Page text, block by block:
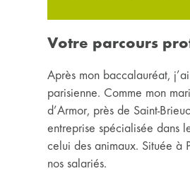
Votre parcours
Après mon baccalauréat,
parisienne. Comme mon
d’Armor, près de Saint-
entreprise spécialisée dans
celui des animaux. Située à
nos salariés.